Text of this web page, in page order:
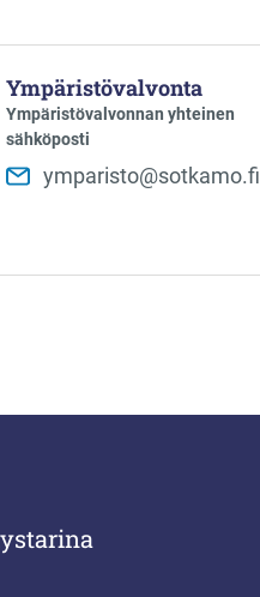
Ympäristövalvonta
Ympäristövalvonnan yhteinen
sähköposti
ymparisto​@sotkamo.fi